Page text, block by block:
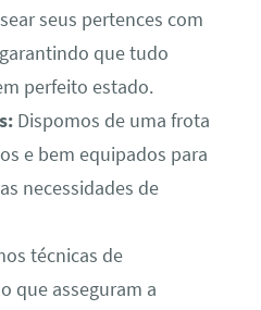
seus pertences com
que tudo
perfeito estado.
Dispomos de uma frota
e bem equipados para
necessidades de
técnicas de
que asseguram a